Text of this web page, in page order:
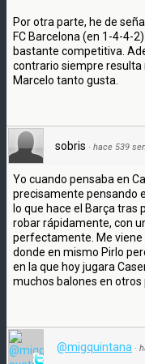
Por otra parte, he de
FC Barcelona (en 1-4-4-
bastante competitiva.
contrario siempre resulta
Marcelo tanto gusta.
sobris · hace 539
Yo cuando pensaba en
precisamente pensando
lo que hace el Barça tras
robar rápidamente, con
perfectamente. Me viene
donde en mismo Pirlo
en la que hoy jugara
muchos balones en
@migquintana ·